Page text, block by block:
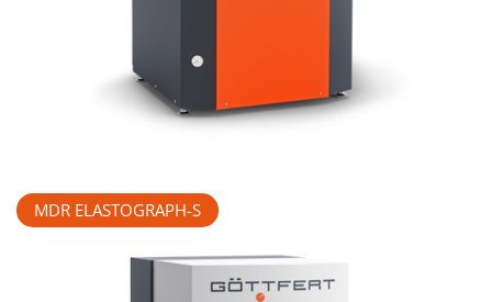
MDR ELASTOGRAPH-S